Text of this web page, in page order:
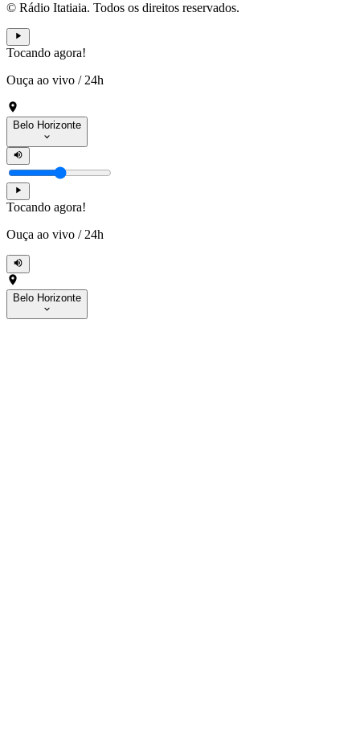
© Rádio Itatiaia. Todos os direitos reservados.
Tocando agora!
Ouça ao vivo / 24h
Belo Horizonte
Tocando agora!
Ouça ao vivo / 24h
Belo Horizonte